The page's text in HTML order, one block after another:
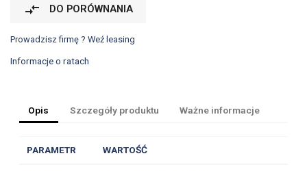
compare_arrows DO PORÓWNANIA
Prowadzisz firmę ? Weź leasing
Informacje o ratach
Opis Szczegóły produktu Ważne informacje
PARAMETR WARTOŚĆ